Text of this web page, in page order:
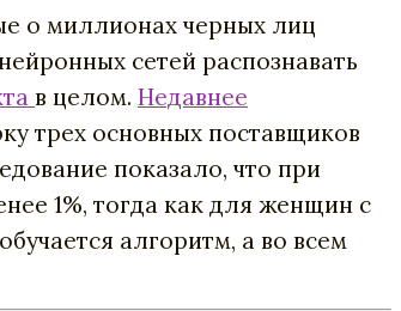
о миллионах черных лиц
нейронных сетей распознавать
в целом. Недавнее
трех основных поставщиков
показало,что при
1%, тогда как для женщин с
обучается алгоритм, а во всем